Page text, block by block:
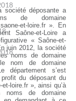
société déposante a
de domaine
et-loire.fr ». En
Saône-et-Loire a
« Saône-et-
juin 2012, la société
noms de domaine
nom de domaine
département s’est
du déposant du
loire.fr », ainsi qu’à
noms de domaine